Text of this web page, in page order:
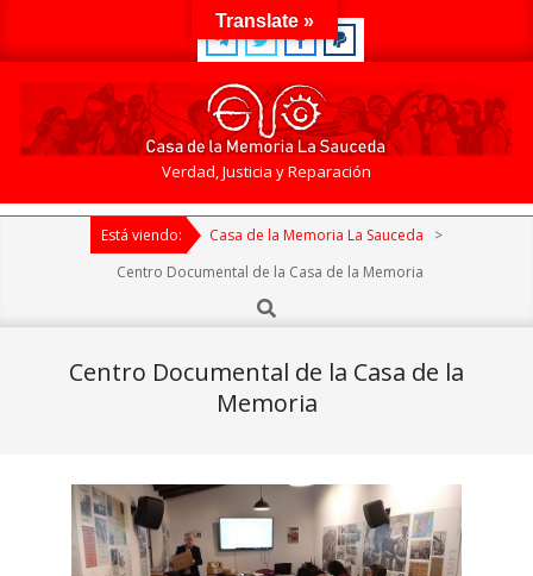
de
Memoria
Sauceda
Verdad, Justicia y Reparación
Primary
Está viendo: Casa de la Memoria La Sauceda
>
Centro Documental de la Casa de la Memoria
Search
Centro Documental de la Casa de la
Memoria
Translate »